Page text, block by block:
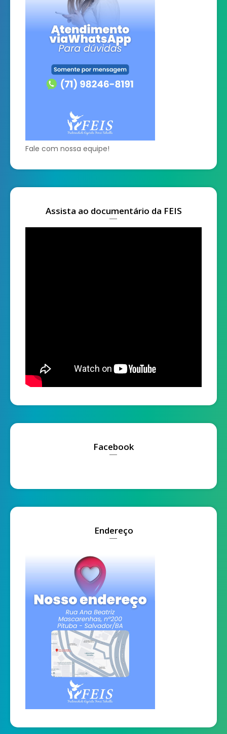
Fale com nossa equipe!
Assista ao documentário da FEIS
Facebook
Endereço